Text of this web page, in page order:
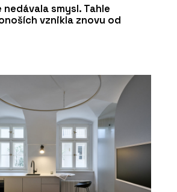
smysl. Tahle
vznikla znovu od